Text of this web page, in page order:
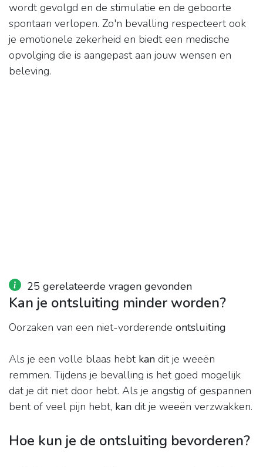
wordt gevolgd en de stimulatie en de geboorte
spontaan verlopen. Zo'n bevalling respecteert ook
je emotionele zekerheid en biedt een medische
opvolging die is aangepast aan jouw wensen en
beleving.
25 gerelateerde vragen gevonden
Kan je ontsluiting minder worden?
Oorzaken van een niet-vorderende ontsluiting
Als je een volle blaas hebt kan dit je weeën
remmen. Tijdens je bevalling is het goed mogelijk
dat je dit niet door hebt. Als je angstig of gespannen
bent of veel pijn hebt, kan dit je weeën verzwakken.
Hoe kun je de ontsluiting bevorderen?